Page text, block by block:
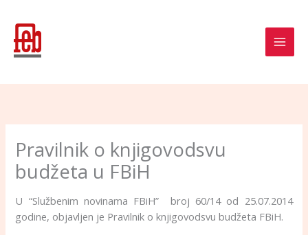
content
Pravilnik o knjigovodsvu
budžeta u FBiH
U “Službenim novinama FBiH” broj 60/14 od 25.07.2014
godine, objavljen je Pravilnik o knjigovodsvu budžeta FBiH.